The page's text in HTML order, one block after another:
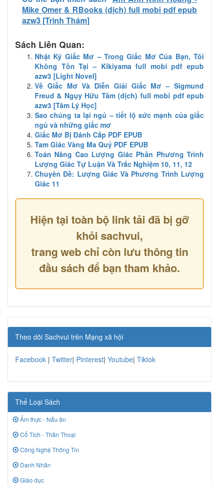
Mike Omer & RBooks (dịch) full mobi pdf epub
azw3 [Trinh Thám]
Sách Liên Quan:
Nhật Ký Giấc Mơ – Trong Giấc Mơ Của Bạn, Tôi
Không Tồn Tại – Kikiyama full mobi pdf epub
azw3 [Light Novel]
Về Giấc Mơ Và Diễn Giải Giấc Mơ – Sigmund
Freud & Ngụy Hữu Tâm (dịch) full mobi pdf epub
azw3 [Tâm Lý Học]
Sao chúng ta lại ngủ – tiết lộ sức mạnh của giấc
ngủ và những giấc mơ
Giấc Mơ Bị Đánh Cắp PDF EPUB
Tam Giác Vàng Ma Quỷ PDF EPUB
Toán Nâng Cao Lượng Giác Phần Phương Trình
Lượng Giác Tự Luận Và Trắc Nghiệm 10, 11, 12
Chuyên Đề: Lượng Giác Và Phương Trình Lượng
Giác 11
Hiện tại toàn bộ link tải đã bị gỡ
khỏi sachvui,
trang web chỉ còn lưu thông tin
đầu sách để bạn tham khảo.
Theo dõi Sachvui trên Mạng xã hội
Facebook | Twitter| Pinterest| Youtube| Tiktok
Thể Loại Sách
Ẩm thực - Nấu ăn
Cổ Tích - Thần Thoại
Công Nghệ Thông Tin
Danh Nhân
Giáo dục